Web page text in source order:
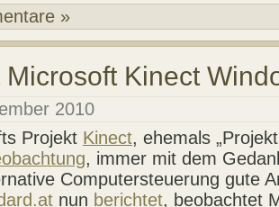
»
Microsoft Kinect
2010
Projekt Kinect, ehemals
, immer mit dem
Computersteuerung gute
nun berichtet, beobachtet